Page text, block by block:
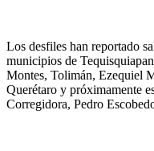
Los desfiles han reportado
municipios de
Montes, Tolimán, Ezequiel
Querétaro y próximamente
Corregidora, Pedro